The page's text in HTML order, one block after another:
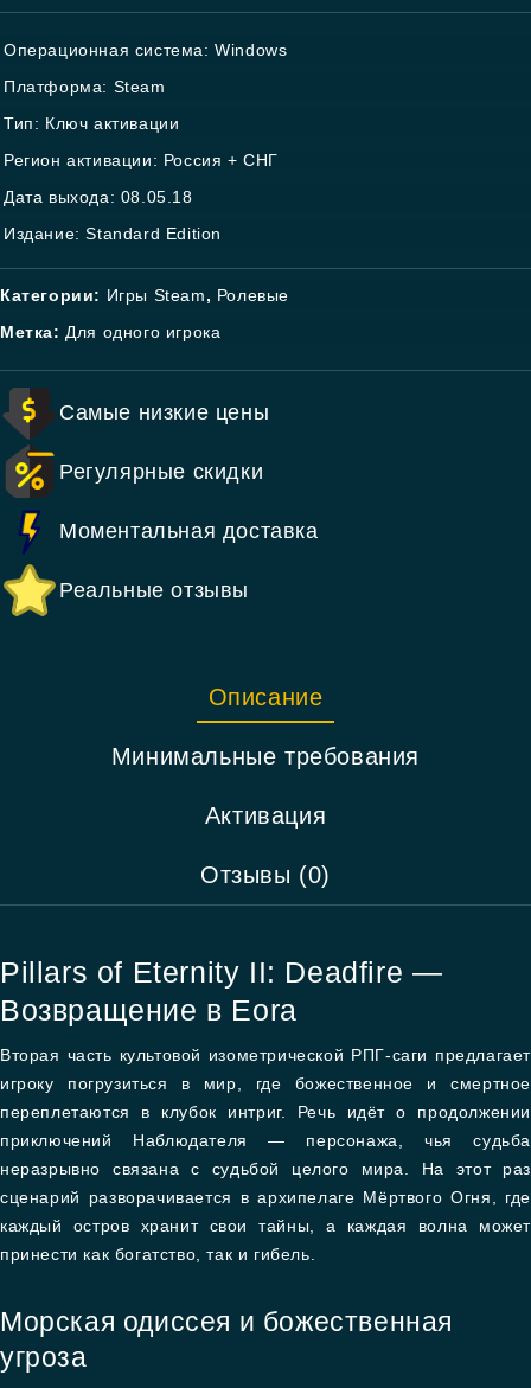
Операционная система: Windows
Платформа: Steam
Тип: Ключ активации
Регион активации: Россия + СНГ
Дата выхода: 08.05.18
Издание: Standard Edition
Категории: Игры Steam, Ролевые
Метка: Для одного игрока
Самые низкие цены
Регулярные скидки
Моментальная доставка
Реальные отзывы
Описание
Минимальные требования
Активация
Отзывы (0)
Pillars of Eternity II: Deadfire —
Возвращение в Eora
Вторая часть культовой изометрической РПГ-саги предлагает
игроку погрузиться в мир, где божественное и смертное
переплетаются в клубок интриг. Речь идёт о продолжении
приключений Наблюдателя — персонажа, чья судьба
неразрывно связана с судьбой целого мира. На этот раз
сценарий разворачивается в архипелаге Мёртвого Огня, где
каждый остров хранит свои тайны, а каждая волна может
принести как богатство, так и гибель.
Морская одиссея и божественная
угроза